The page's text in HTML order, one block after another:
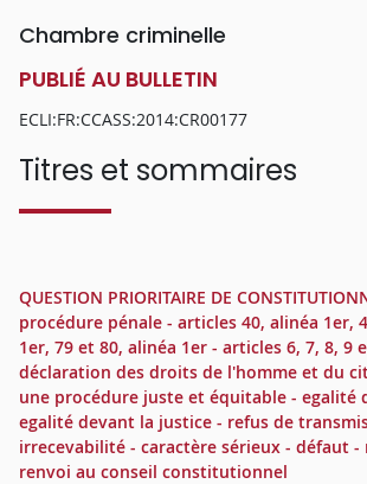
Chambre criminelle
PUBLIÉ AU BULLETIN
ECLI:FR:CCASS:2014:CR00177
Titres et sommaires
QUESTION PRIORITAIRE DE
procédure pénale - articles 40, alinéa 1er,
1er, 79 et 80, alinéa 1er - articles 6, 7, 8, 9
déclaration des droits de l'homme et du
une procédure juste et équitable - egalité
egalité devant la justice - refus de
irrecevabilité - caractère sérieux - défaut -
renvoi au conseil constitutionnel